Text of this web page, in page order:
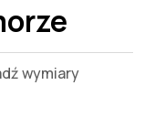
wymiary